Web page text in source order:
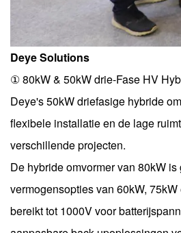
Deye Solutions
① 80kW & 50kW drie-Fase HV
Deye's 50kW driefasige hybride
flexibele installatie en de lage
verschillende projecten.
De hybride omvormer van 80kW
vermogensopties van 60kW,
bereikt tot 1000V voor